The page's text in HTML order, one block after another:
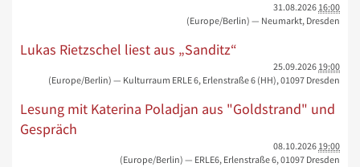
31.08.2026 16:00
(Europe/Berlin) — Neumarkt, Dresden
Lukas Rietzschel liest aus „Sanditz“
25.09.2026 19:00
(Europe/Berlin) — Kulturraum ERLE 6, Erlenstraße 6 (HH), 01097 Dresden
Lesung mit Katerina Poladjan aus "Goldstrand" und
Gespräch
08.10.2026 19:00
(Europe/Berlin) — ERLE6, Erlenstraße 6, 01097 Dresden